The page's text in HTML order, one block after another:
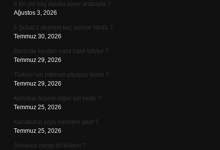
8 km yol kaç dakika sürer arabayla ?
Ağustos 3, 2026
6 Şubat 2 deprem kaç saniye sürdü ?
Temmuz 30, 2026
Denizde kıyıdan nasıl balık tutulur ?
Temmuz 29, 2026
Türkiye’nin internet altyapısı kimin ?
Temmuz 29, 2026
Kehribar taşının diğer adı nedir ?
Temmuz 25, 2026
Kazakların soyu nereden gelir ?
Temmuz 25, 2026
Almanca hangi dil kökeni ?